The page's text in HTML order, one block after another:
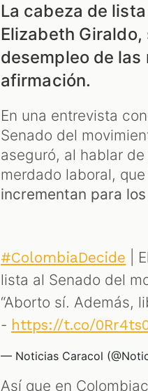
La cabeza de
Elizabeth
desempleo de las
afirmación.
En una entrevista
Senado del
aseguró, al hablar
merdado laboral, que
incrementan para
#ColombiaDecide |
lista al Senado del
“Aborto sí. Además,
- https://t.co/
— Noticias Caracol
Así que en